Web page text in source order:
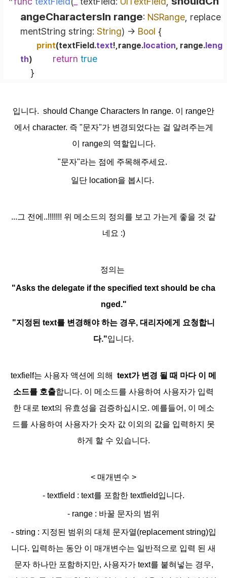
angeCharactersIn range: NSRange replace
mentString string: String) -> Bool {
print(textField.text! ,range.location , range.leng
th) return true
}
입니다. should Change Characters In range. 이 range안
에서 character. 즉 "문자"가 변경되었다는 걸 알려주는게
이 range의 역할입니다.
"문자"라는 점에 주목해주세요.
일단 location을 봅시다.
...그 전에..!!!!!!! 위 메소드의 정의를 보고 가는게 좋을 것 같
네요 :)
정의는
"Asks the delegate if the specified text should be cha
nged."
"지정된 text를 변경해야 하는 경우, 대리자에게 요청합니
다."입니다.
texfielf는 사용자 액션에 의해 text가 변경 될 때 마다 이 메
소드를 호출합니다. 이 메소드를 사용하여 사용자가 입력
한 대로 text의 유효성을 검증하십시오. 예를들어, 이 메소
드를 사용하여 사용자가 숫자 값 이외의 값을 입력하지 못
하게 할 수 있습니다.
< 매개변수 >
- textfield : text를 포함한 textfield입니다.
- range : 바꿀 문자의 범위
- string : 지정된 범위의 대체 문자열(replacement string)입
니다. 입력하는 동안 이 매개변수는 일반적으로 입력 된 새
문자 하나만 포함하지만, 사용자가 text를 붙혀넣는 경우,